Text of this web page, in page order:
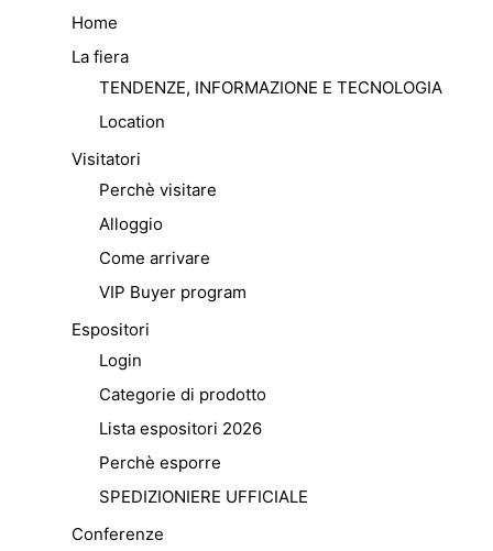
Home
La fiera
TENDENZE, INFORMAZIONE E TECNOLOGIA
Location
Visitatori
Perchè visitare
Alloggio
Come arrivare
VIP Buyer program
Espositori
Login
Categorie di prodotto
Lista espositori 2026
Perchè esporre
SPEDIZIONIERE UFFICIALE
Conferenze